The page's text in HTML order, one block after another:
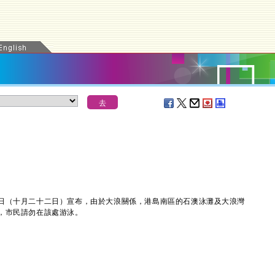
月二十二日）宣布，由於大浪關係，港島南區的石澳泳灘及大浪灣
民請勿在該處游泳。